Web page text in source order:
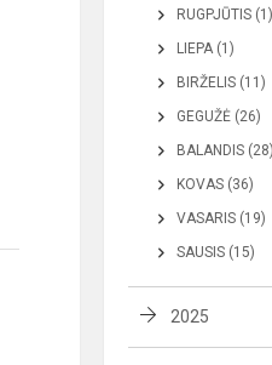
RUGPJŪTIS (1)
LIEPA (1)
BIRŽELIS (11)
GEGUŽĖ (26)
BALANDIS (28)
KOVAS (36)
VASARIS (19)
SAUSIS (15)
2025